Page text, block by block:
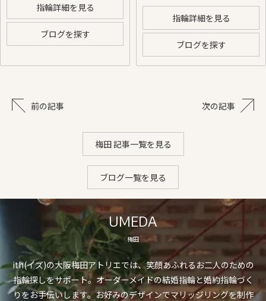
指輪詳細を見る
ブログを探す
指輪詳細を見る
ブログを探す
前の記事 次の記事
梅田 記事一覧を見る
ブログ一覧を見る
UMEDA
梅田
ith(イズ)の大阪梅田アトリエでは、笑顔あふれるお二人のための
指輪探しをサポート。オーダーメイドの結婚指輪と婚約指輪づく
りをお手伝いします。お好みのデザインでマリッジリングを制作